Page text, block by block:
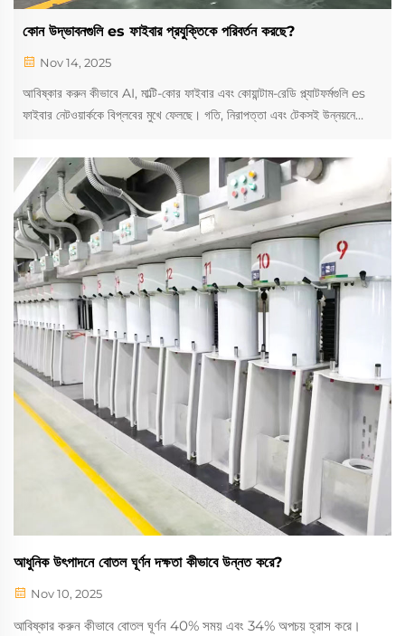
কোন উদ্ভাবনগুলি es ফাইবার প্রযুক্তিকে পরিবর্তন করছে?
Nov 14, 2025
আবিষ্কার করুন কীভাবে AI, মাল্টি-কোর ফাইবার এবং কোয়ান্টাম-রেডি প্ল্যাটফর্মগুলি es
ফাইবার নেটওয়ার্ককে বিপ্লবের মুখে ফেলছে। গতি, নিরাপত্তা এবং টেকসই উন্নয়নে
আধুনিক উৎপাদনে বোতল ঘূর্ণন দক্ষতা কীভাবে উন্নত করে?
Nov 10, 2025
আবিষ্কার করুন কীভাবে বোতল ঘূর্ণন 40% সময় এবং 34% অপচয় হ্রাস করে।